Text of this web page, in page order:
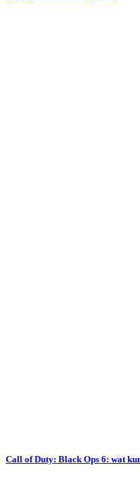
Call of Duty: Black Ops 6: wat